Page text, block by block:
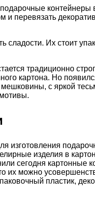
перевязать
сладости. Их стоит
традиционно
картона. Но
мешковины, с яркой
изготовления
изделия в
сегодня картонные
их можно
пластик,